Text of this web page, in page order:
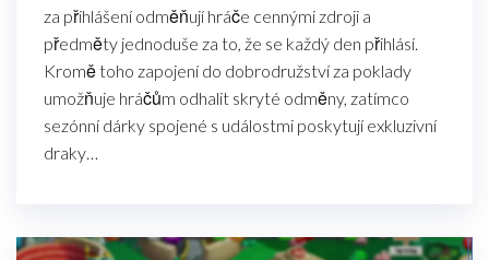
za přihlášení odměňují hráče cennými zdroji a
předměty jednoduše za to, že se každý den přihlásí.
Kromě toho zapojení do dobrodružství za poklady
umožňuje hráčům odhalit skryté odměny, zatímco
sezónní dárky spojené s událostmi poskytují exkluzivní
draky…